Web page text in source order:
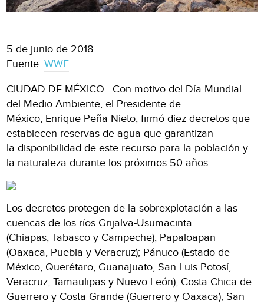
5 de junio de 2018
Fuente:WWF
CIUDAD DE MÉXICO.- Con motivo del Día Mundial
del Medio Ambiente, el Presidente de
México, Enrique Peña Nieto, firmó diez decretos que
establecen reservas de agua que garantizan
la disponibilidad de este recurso para la población y
la naturaleza durante los próximos 50 años.
Los decretos protegen de la sobrexplotación a las
cuencas de los ríos Grijalva-Usumacinta
(Chiapas, Tabasco y Campeche); Papaloapan
(Oaxaca, Puebla y Veracruz); Pánuco (Estado de
México, Querétaro, Guanajuato, San Luis Potosí,
Veracruz, Tamaulipas y Nuevo León); Costa Chica de
Guerrero y Costa Grande (Guerrero y Oaxaca); San